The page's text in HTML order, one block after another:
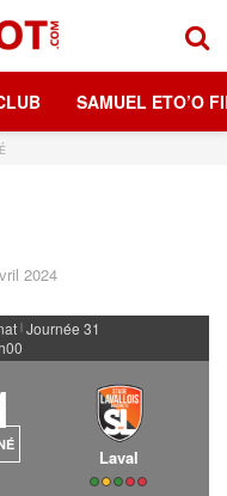
SAMUEL ETO’O
2024
| Journée 31
Laval